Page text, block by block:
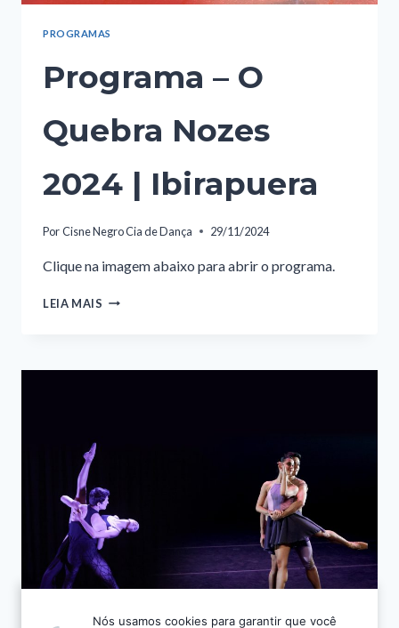
PROGRAMAS
Programa – O
Quebra Nozes
2024 | Ibirapuera
PorCisne Negro Cia de Dança 29/11/2024
Clique na imagem abaixo para abrir o programa.
LEIA MAIS PROGRAMA
NOZES
Nós usamos cookies para garantir que você